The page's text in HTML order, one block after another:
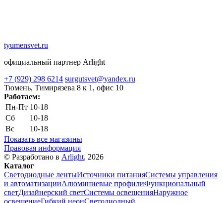
tyumensvet.ru
официальный партнер Arlight
+7 (929) 298 6214 surgutsvet@yandex.ru
Тюмень, Тимирязева 8 к 1, офис 10
Работаем:
Пн-Пт 10-18
Сб
10-18
Вс
10-18
Показать все магазины
Правовая информация
© Разработано в Arlight, 2026
Каталог
Светодиодные лентыИсточники питанияСистемы управления
и автоматизацииАлюминиевые профилиФункциональный
светДизайнерский светСистемы освещенияНаружное
освещениеГибкий неонСветодиодный